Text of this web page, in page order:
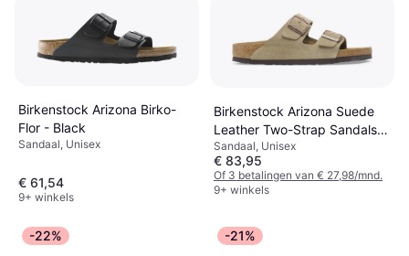
Birkenstock Arizona Birko-
Flor - Black
Sandaal, Unisex
€ 61,54
9+ winkels
Birkenstock Arizona Suede
Leather Two-Strap Sandals -
Taupe
Sandaal, Unisex
€ 83,95
Of 3 betalingen van € 27,98/mnd.
9+ winkels
-22% -21%